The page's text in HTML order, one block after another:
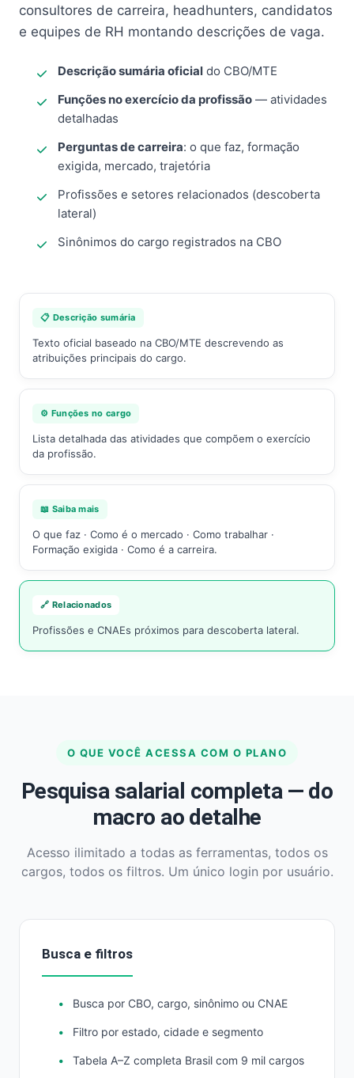
consultores de carreira, headhunters, candidatos
e equipes de RH montando descrições de vaga.
Descrição sumária oficial do CBO/MTE
Funções no exercício da profissão — atividades
detalhadas
Perguntas de carreira: o que faz, formação
exigida, mercado, trajetória
Profissões e setores relacionados (descoberta
lateral)
Sinônimos do cargo registrados na CBO
📋 Descrição sumária
Texto oficial baseado na CBO/MTE descrevendo as
atribuições principais do cargo.
⚙️ Funções no cargo
Lista detalhada das atividades que compõem o exercício
da profissão.
📖 Saiba mais
O que faz · Como é o mercado · Como trabalhar ·
Formação exigida · Como é a carreira.
🔗 Relacionados
Profissões e CNAEs próximos para descoberta lateral.
O QUE VOCÊ ACESSA COM O PLANO
Pesquisa salarial completa — do
macro ao detalhe
Acesso ilimitado a todas as ferramentas, todos os
cargos, todos os filtros. Um único login por usuário.
Busca e filtros
Busca por CBO, cargo, sinônimo ou CNAE
Filtro por estado, cidade e segmento
Tabela A–Z completa Brasil com 9 mil cargos